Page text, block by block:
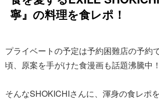
寧』の料理を食レポ！
プライベートの予定は予約困難店の予約
頃、原案を手がけた食漫画も話題沸騰中！
そんなSHOKICHIさんに、渾身の食レポ